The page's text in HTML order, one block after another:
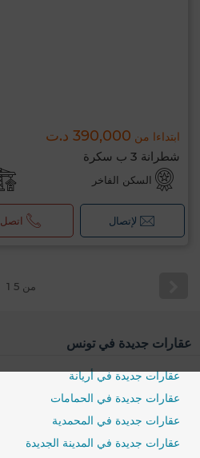
ابتداءا من 390,000 د.ت
شطرانة 3 ب سكرة
السكن الفاخر
لإتصال اتصل
1 من 5
عقارات جديدة في تونس
عقارات جديدة في أريانة
عقارات جديدة في الحمامات
عقارات جديدة في المحمدية
عقارات جديدة في المدينة الجديدة